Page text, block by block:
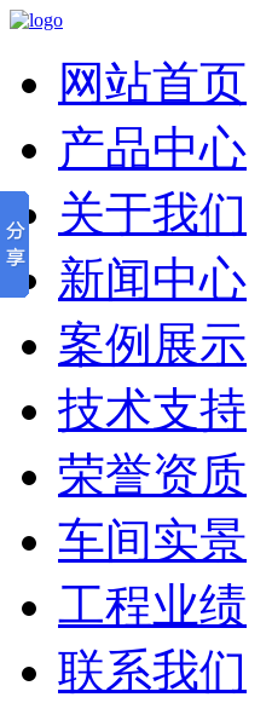
网站首页
产品中心
关于我们
新闻中心
案例展示
技术支持
荣誉资质
车间实景
工程业绩
联系我们